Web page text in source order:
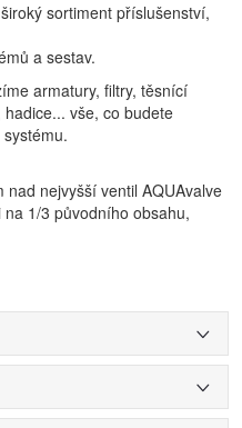
sortiment příslušenství,
a sestav.
armatury, filtry, těsnící
vše, co budete
nad nejvyšší ventil AQUAvalve
na 1/3 původního obsahu,